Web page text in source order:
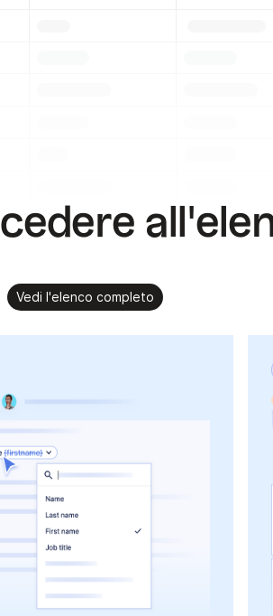
Vedi l'elenco completo